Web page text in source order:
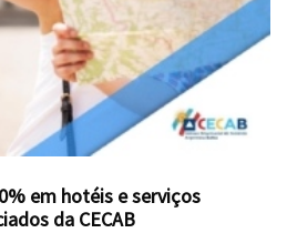
em hotéis e serviços
da CECAB